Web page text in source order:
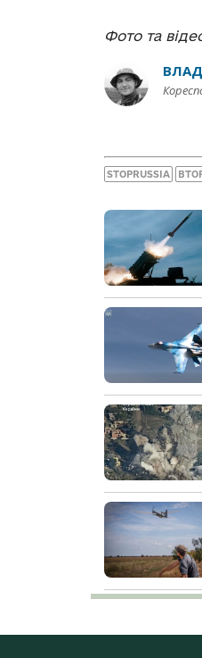
Фото та
STOPRUSSIA